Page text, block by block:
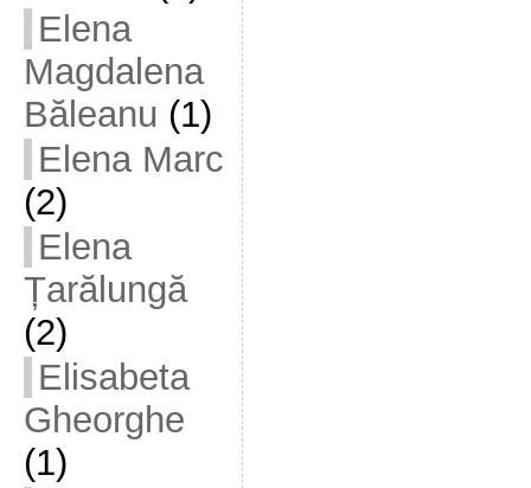
Elena
Magdalena
Băleanu (1)
Elena Marc
(2)
Elena
Țarălungă
(2)
Elisabeta
Gheorghe
(1)